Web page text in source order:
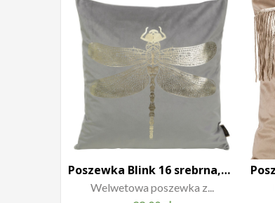
Poszewka Blink 16 srebrna,złota ważka
Welwetowa poszewka z...